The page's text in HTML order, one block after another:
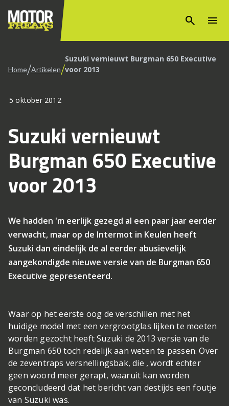
search menu
Home/Artikelen/Suzuki vernieuwt Burgman 650 Executive
voor 2013
5 oktober 2012
Suzuki vernieuwt
Burgman 650 Executive
voor 2013
We hadden 'm eerlijk gezegd al een paar jaar eerder
verwacht, maar op de Intermot in Keulen heeft
Suzuki dan eindelijk de al eerder abusievelijk
aangekondigde nieuwe versie van de Burgman 650
Executive gepresenteerd.
Waar op het eerste oog de verschillen met het
huidige model met een vergrootglas lijken te moeten
worden gezocht heeft Suzuki de 2013 versie van de
Burgman 650 toch redelijk aan weten te passen. Over
de zeventraps versnellingsbak, die , wordt echter
geen woord meer gerapt, waaruit kan worden
geconcludeerd dat het bericht van destijds een foutje
van Suzuki was.